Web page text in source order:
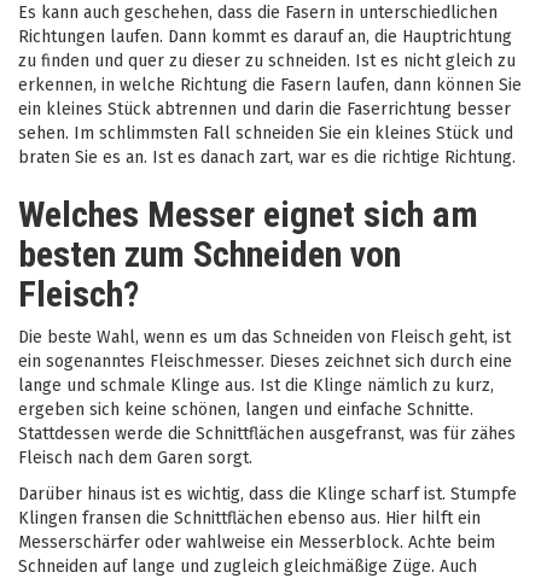
Es kann auch geschehen, dass die Fasern in unterschiedlichen
Richtungen laufen. Dann kommt es darauf an, die Hauptrichtung
zu finden und quer zu dieser zu schneiden. Ist es nicht gleich zu
erkennen, in welche Richtung die Fasern laufen, dann können Sie
ein kleines Stück abtrennen und darin die Faserrichtung besser
sehen. Im schlimmsten Fall schneiden Sie ein kleines Stück und
braten Sie es an. Ist es danach zart, war es die richtige Richtung.
Welches Messer eignet sich am
besten zum Schneiden von
Fleisch?
Die beste Wahl, wenn es um das Schneiden von Fleisch geht, ist
ein sogenanntes Fleischmesser. Dieses zeichnet sich durch eine
lange und schmale Klinge aus. Ist die Klinge nämlich zu kurz,
ergeben sich keine schönen, langen und einfache Schnitte.
Stattdessen werde die Schnittflächen ausgefranst, was für zähes
Fleisch nach dem Garen sorgt.
Darüber hinaus ist es wichtig, dass die Klinge scharf ist. Stumpfe
Klingen fransen die Schnittflächen ebenso aus. Hier hilft ein
Messerschärfer oder wahlweise ein Messerblock. Achte beim
Schneiden auf lange und zugleich gleichmäßige Züge. Auch